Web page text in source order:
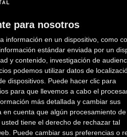
para nosotros
información en un dispositivo, como
estándar enviada por un
y contenido, investigación de
podemos utilizar datos de
dispositivos. Puede hacer clic para
para que llevemos a cabo el
más detallada y cambiar sus
en cuenta que algún procesamiento
tiene el derecho de rechazar tal
Puede cambiar sus preferencias o
HTX LECTOR TEAM
RÍGIDA
2.999
SHIMANO XTFrenos: MAGURA
DT SWISS XR